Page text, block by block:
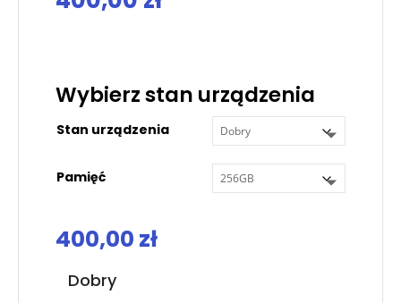
Wybierz stan urządzenia
Stan urządzenia
Pamięć
400,00 zł
Dobry